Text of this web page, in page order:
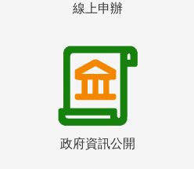
線上申辦
政府資訊公開